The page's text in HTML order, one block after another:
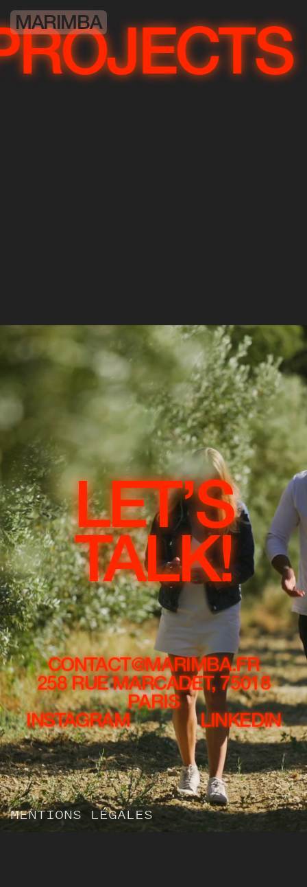
MARIMBA
LET’S
TALK!
CONTACT@MARIMBA.FR
258 RUE MARCADET, 75018
PARIS
INSTAGRAM
LINKEDIN
MENTIONS LÉGALES